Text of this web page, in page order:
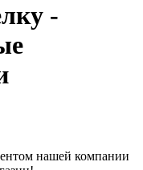
-
нашей компании